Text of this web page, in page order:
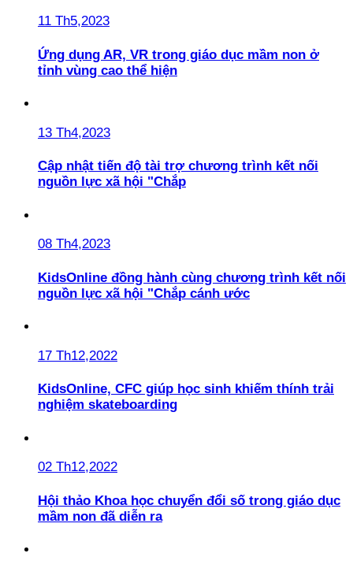
11 Th5,2023
Ứng dụng AR, VR trong giáo dục mầm non ở
tỉnh vùng cao thể hiện
13 Th4,2023
Cập nhật tiến độ tài trợ chương trình kết nối
nguồn lực xã hội "Chắp
08 Th4,2023
KidsOnline đồng hành cùng chương trình kết nối
nguồn lực xã hội "Chắp cánh ước
17 Th12,2022
KidsOnline, CFC giúp học sinh khiếm thính trải
nghiệm skateboarding
02 Th12,2022
Hội thảo Khoa học chuyển đổi số trong giáo dục
mầm non đã diễn ra